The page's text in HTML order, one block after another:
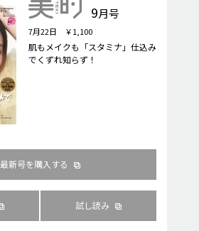
9月号
7月22日 ￥1,100
肌もメイクも「スタミナ」仕込み
でくずれ知らず！
最新号を購入する
試し読み